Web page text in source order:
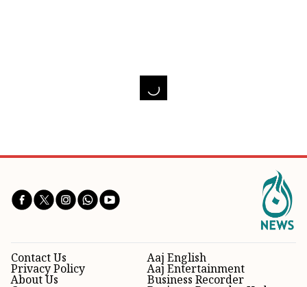
Aaj English
Aaj Entertainment
Business Recorder
Contact Us
Privacy Policy
About Us